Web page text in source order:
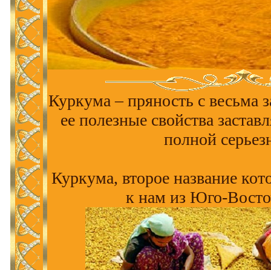
Куркума – пряность с весьма
ее полезные свойства
полной
Куркума, второе название
к нам из Юго-